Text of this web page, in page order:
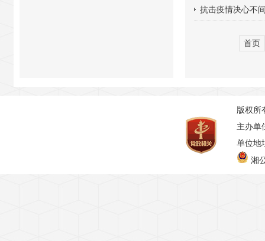
抗击疫情决心不
首页
版权所
主办单
单位地
湘